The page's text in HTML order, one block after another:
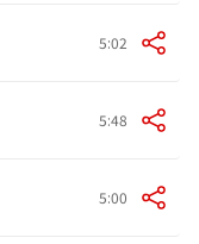
5:02
5:48
5:00